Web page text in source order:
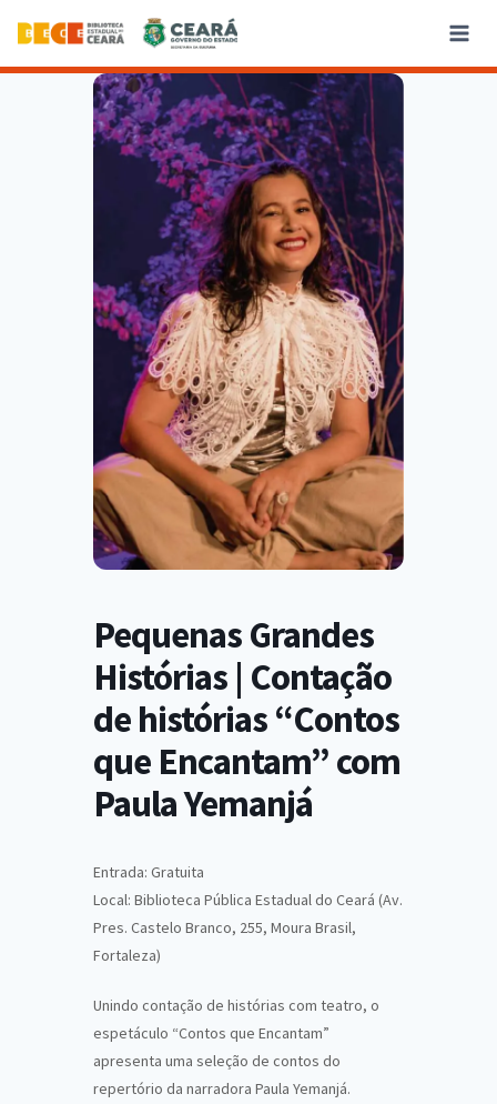
Pequenas Grandes
Histórias | Contação
de histórias “Contos
que Encantam” com
Paula Yemanjá
Entrada: Gratuita
Local: Biblioteca Pública Estadual do Ceará (Av.
Pres. Castelo Branco, 255, Moura Brasil,
Fortaleza)
Unindo contação de histórias com teatro, o
espetáculo “Contos que Encantam”
apresenta uma seleção de contos do
repertório da narradora Paula Yemanjá.